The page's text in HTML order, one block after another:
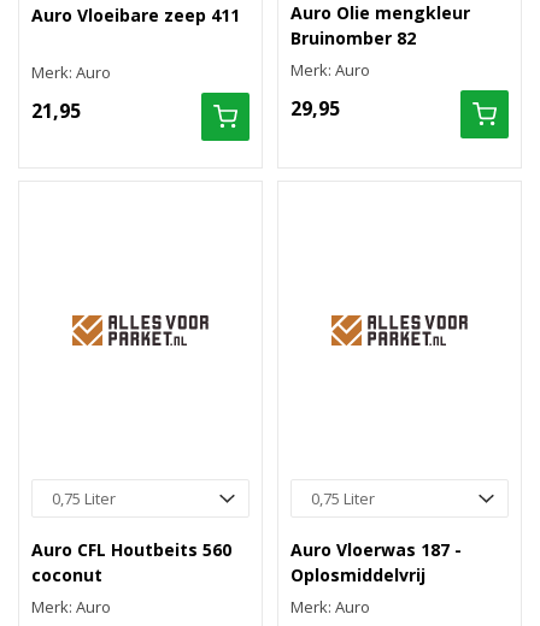
Auro Vloeibare zeep 411
Merk: Auro
21,95
Auro Olie mengkleur
Bruinomber 82
Merk: Auro
29,95
Auro CFL Houtbeits 560
coconut
Merk: Auro
Auro Vloerwas 187 -
Oplosmiddelvrij
Merk: Auro